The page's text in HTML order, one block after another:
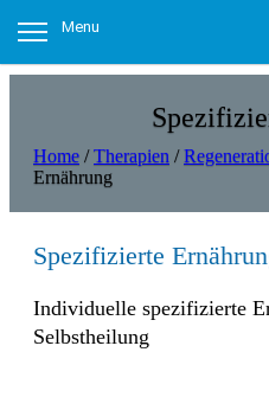
Home /Therapien /
Ernährung
Spezifizierte
Individuelle spezifizierte
Selbstheilung
Menu